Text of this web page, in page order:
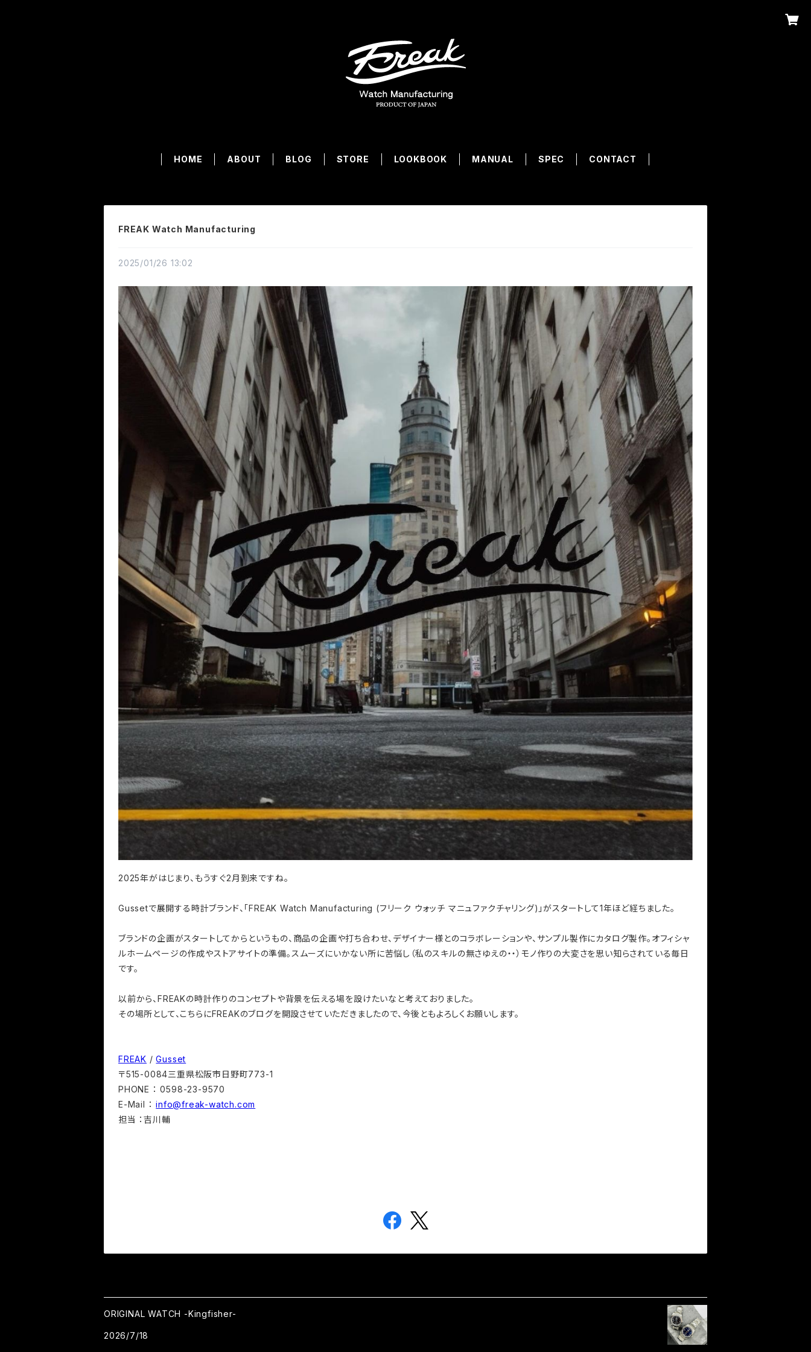
HOME ABOUT BLOG STORE LOOKBOOK MANUAL SPEC CONTACT
FREAK Watch Manufacturing
2025/01/26 13:02
2025年がはじまり、もうすぐ2月到来ですね。
Gussetで展開する時計ブランド、「FREAK Watch Manufacturing (フリーク ウォッチ マニュファクチャリング)」がスタートして1年ほど経ちました。
ブランドの企画がスタートしてからというもの、商品の企画や打ち合わせ、デザイナー様とのコラボレーションや、サンプル製作にカタログ製作。オフィシャ
ルホームページの作成やストアサイトの準備。スムーズにいかない所に苦悩し（私のスキルの無さゆえの・・）モノ作りの大変さを思い知らされている毎日
です。
以前から、FREAKの時計作りのコンセプトや背景を伝える場を設けたいなと考えておりました。
その場所として、こちらにFREAKのブログを開設させていただきましたので、今後ともよろしくお願いします。
FREAK /Gusset
〒515-0084三重県松阪市日野町773-1
PHONE ： 0598-23-9570
E-Mail ：info@freak-watch.com
担当 ：吉川輔
ORIGINAL WATCH -Kingfisher-
2026/7/18